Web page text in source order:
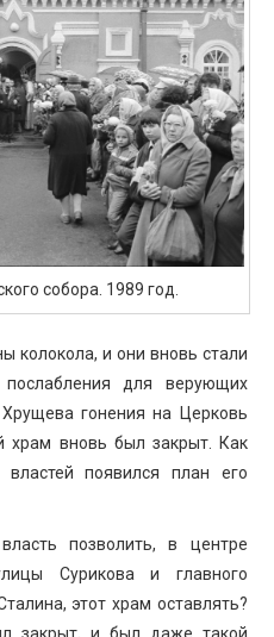
собора. 1989 год.
колокола, и они вновь стали
для верующих
гонения на Церковь
храм вновь был закрыт. Как
появился план его
позволить, в центре
Сурикова и главного
этот храм оставлять?